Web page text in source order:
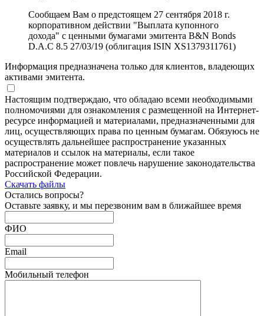
Сообщаем Вам о предстоящем 27 сентября 2018 г.
корпоративном действии "Выплата купонного
дохода" с ценными бумагами эмитента B&N Bonds
D.A.C 8.5 27/03/19 (облигация ISIN XS1379311761)
Информация предназначена только для клиентов, владеющих
активами эмитента.
Настоящим подтверждаю, что обладаю всеми необходимыми
полномочиями для ознакомления с размещенной на Интернет-
ресурсе информацией и материалами, предназначенными для
лиц, осуществляющих права по ценным бумагам. Обязуюсь не
осуществлять дальнейшее распространение указанных
материалов и ссылок на материалы, если такое
распространение может повлечь нарушение законодательства
Российской Федерации.
Скачать файлы
Остались вопросы?
Оставьте заявку, и мы перезвоним вам в ближайшее время
ФИО
Email
Мобильный телефон